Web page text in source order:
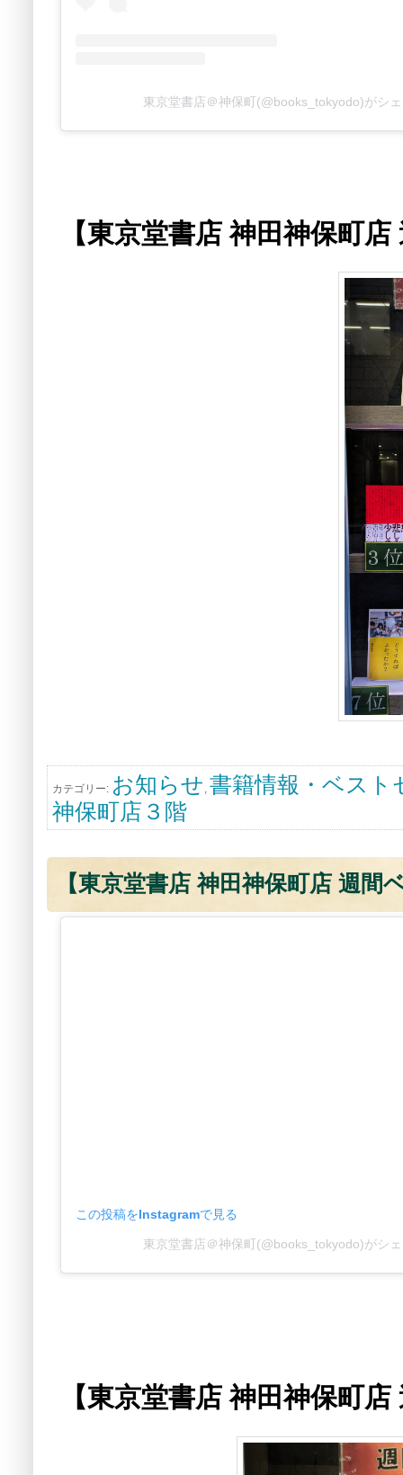
東京堂書店＠神保町(@books_tokyodo)がシ
【東京堂書店 神田神保町
カテゴリー: お知らせ , 書籍情報・ベスト
神保町店３階
【東京堂書店 神田神保町店 週
この投稿をInstagramで見る
東京堂書店＠神保町(@books_tokyodo)がシ
【東京堂書店 神田神保町